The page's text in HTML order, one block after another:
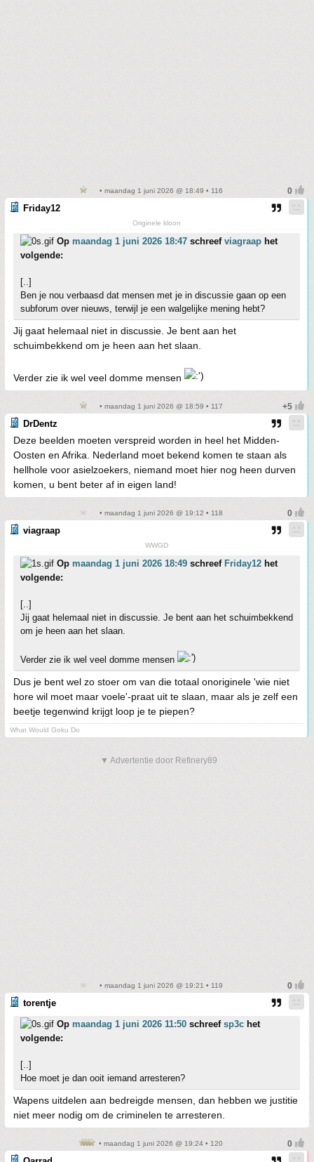
• maandag 1 juni 2026 @ 18:49 • 116
Friday12
Originele kloon
Op maandag 1 juni 2026 18:47 schreef viagraap het
volgende:
[..]
Ben je nou verbaasd dat mensen met je in discussie gaan op een
subforum over nieuws, terwijl je een walgelijke mening hebt?
Jij gaat helemaal niet in discussie. Je bent aan het
schuimbekkend om je heen aan het slaan.
Verder zie ik wel veel domme mensen
• maandag 1 juni 2026 @ 18:59 • 117
DrDentz
Deze beelden moeten verspreid worden in heel het Midden-
Oosten en Afrika. Nederland moet bekend komen te staan als
hellhole voor asielzoekers, niemand moet hier nog heen durven
komen, u bent beter af in eigen land!
• maandag 1 juni 2026 @ 19:12 • 118
viagraap
WWGD
Op maandag 1 juni 2026 18:49 schreef Friday12 het
volgende:
[..]
Jij gaat helemaal niet in discussie. Je bent aan het schuimbekkend
om je heen aan het slaan.
Verder zie ik wel veel domme mensen
Dus je bent wel zo stoer om van die totaal onoriginele 'wie niet
hore wil moet maar voele'-praat uit te slaan, maar als je zelf een
beetje tegenwind krijgt loop je te piepen?
What Would Goku Do
▼ Advertentie door Refinery89
• maandag 1 juni 2026 @ 19:21 • 119
torentje
Op maandag 1 juni 2026 11:50 schreef sp3c het
volgende:
[..]
Hoe moet je dan ooit iemand arresteren?
Wapens uitdelen aan bedreigde mensen, dan hebben we justitie
niet meer nodig om de criminelen te arresteren.
• maandag 1 juni 2026 @ 19:24 • 120